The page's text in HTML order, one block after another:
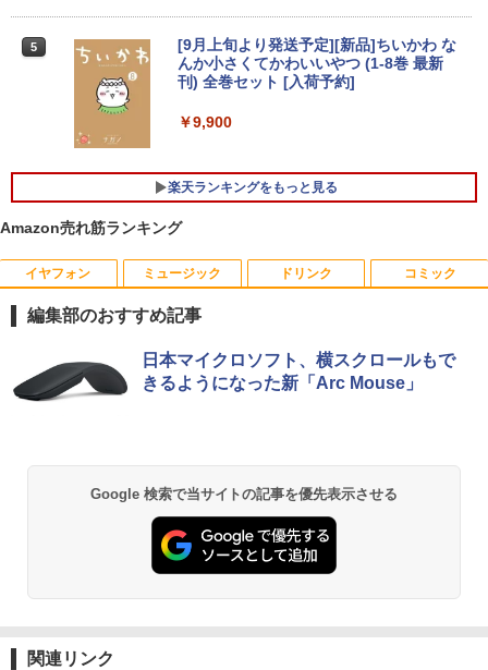
4
DELL Latitude 3500 Core i5 8265U 1.6
GHz/8GB/256GB(SSD)/15.6W/FWXGA
(1366x768)/Win11 画面キズあり【中
古】【20260611】
5
HP / ノートPC / HP ENVY x360 Convert
ィックボード Advanced Micro Device
s, Inc. [AMD/ATI] Raven Ridge [Radeo
n Vega Series / Radeon Vega Mobile S
eries] 1GB / メモリ 8GB【中古品】
￥17,963
GMKtec GMK-K8 PLUS-32/1T-W11Pro
(8845HS)
￥124,800
5
デスクトップPC Ryzen7 5700G メモリ1
￥148,700
5
[9月上旬より発送予定][新品]ちいかわ な
んか小さくてかわいいやつ (1-8巻 最新
刊) 全巻セット [入荷予約]
￥9,900
楽天ランキングをもっと見る
Amazon売れ筋ランキング
イヤフォン
Anker Soundcore P40i オフホワイト
￥7,990
Anker Soundcore P31i ブラック
￥5,990
ミュージック
BRUCE WAYNE feat. Flo Milli, ATL Jacob
[Explicit]
BRUCE WAYNE feat. Flo Milli, ATL Jacob
￥250
ドリンク
【Amazon.co.jp限定】 い・ろ・は・す 2L P
ET ラベルレス ×8本
by Amazon 天然水 ラベルレス 500ml ×24本
ウォーター ペットボトル 静岡県産 500ミリリ
ットル (Smart Basic)
コミック
薬屋のひとりごと 17巻 (デジタル版ビッグガ
ンガンコミックス)
異世界居酒屋「のぶ」(22) (角川コミックス・
￥832
編集部のおすすめ記事
日本マイクロソフト、横スクロールもで
きるようになった新「Arc Mouse」
Google 検索で当サイトの記事を優先表示させる
関連リンク